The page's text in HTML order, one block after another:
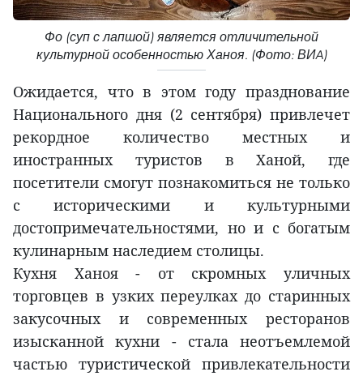
Фо (суп с лапшой) является отличительной
культурной особенностью Ханоя. (Фото: ВИA)
Ожидается, что в этом году празднование
Национального дня (2 сентября) привлечет
рекордное количество местных и
иностранных туристов в Ханой, где
посетители смогут познакомиться не только
с историческими и культурными
достопримечательностями, но и с богатым
кулинарным наследием столицы.
Кухня Ханоя - от скромных уличных
торговцев в узких переулках до старинных
закусочных и современных ресторанов
изысканной кухни - стала неотъемлемой
частью туристической привлекательности